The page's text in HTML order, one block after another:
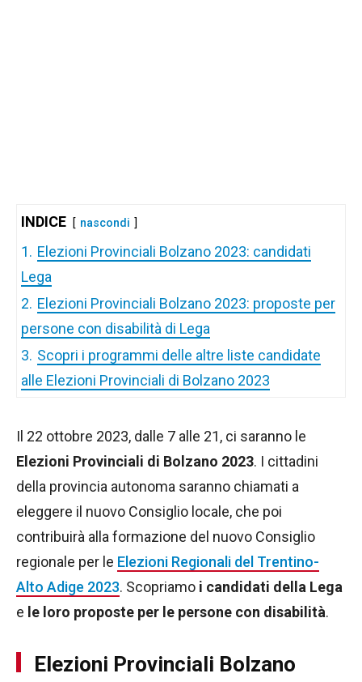
INDICE nascondi
1. Elezioni Provinciali Bolzano 2023: candidati
Lega
2. Elezioni Provinciali Bolzano 2023: proposte per
persone con disabilità di Lega
3. Scopri i programmi delle altre liste candidate
alle Elezioni Provinciali di Bolzano 2023
Il 22 ottobre 2023, dalle 7 alle 21, ci saranno le
Elezioni Provinciali di Bolzano 2023. I cittadini
della provincia autonoma saranno chiamati a
eleggere il nuovo Consiglio locale, che poi
contribuirà alla formazione del nuovo Consiglio
regionale per le Elezioni Regionali del Trentino-
Alto Adige 2023. Scopriamo i candidati della Lega
e le loro proposte per le persone con disabilità.
Elezioni Provinciali Bolzano